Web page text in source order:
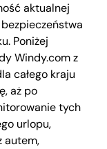
aktualnej
Poniżej
Windy.com z
całego kraju
aż po
tych
urlopu,
autem,